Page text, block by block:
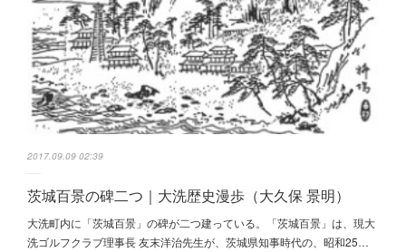
2017.09.09 02:39
茨城百景の碑二つ｜大洗歴史漫歩（大久保 景明）
大洗町内に「茨城百景」の碑が二つ建っている。「茨城百景」は、現大
洗ゴルフクラブ理事長 友末洋治先生が、茨城県知事時代の、昭和25…